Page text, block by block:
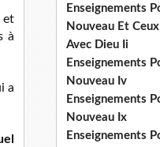
et
à
a
Enseignements
Nouveau Et
Avec Dieu Ii
Enseignements
Nouveau Iv
Enseignements
Nouveau Ix
Enseignements